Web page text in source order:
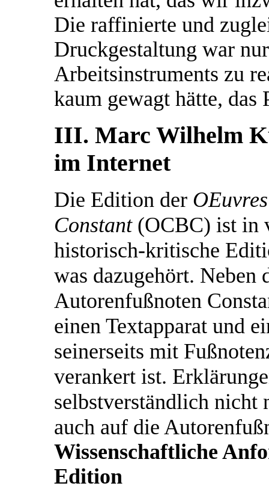
Die raffinierte und
Druckgestaltung war
Arbeitsinstruments zu
kaum gewagt hätte, das
III. Marc Wilhelm
im Internet
Die Edition der
Constant(OCBC) ist in
historisch-kritische
was dazugehört. Neben
Autorenfußnoten
einen Textapparat und
seinerseits mit
verankert ist.
selbstverständlich nicht
auch auf die
Wissenschaftliche
Edition